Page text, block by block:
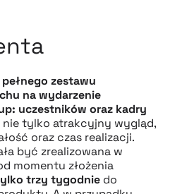
zestawu
na wydarzenie
uczestników oraz kadry
nie tylko atrakcyjny wygląd,
oraz czas realizacji.
być zrealizowana w
momentu złożenia
trzy tygodnie do